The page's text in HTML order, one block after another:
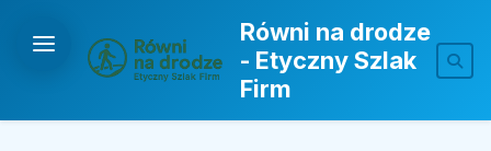
Równi na drodze
- Etyczny Szlak
Firm